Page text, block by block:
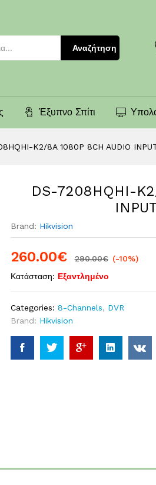
Αναζήτηση
Έξυπνο Σπίτι
K2/8A 1080P 8CH AUDIO
DS-7208HQHI-
Brand: Hikvision
260.00€ 290.00€ (-10%)
Κατάσταση: Εξαντλημένο
Categories: 8-Channels, DVR
Brand: Hikvision